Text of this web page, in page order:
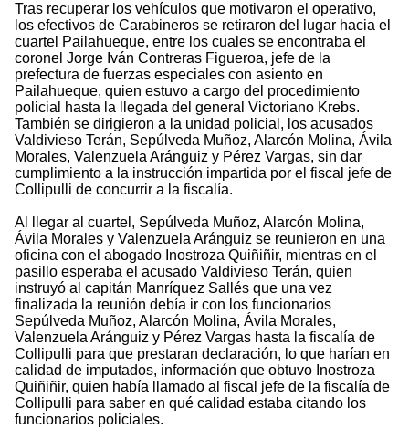
Tras recuperar los vehículos que motivaron el operativo,
los efectivos de Carabineros se retiraron del lugar hacia el
cuartel Pailahueque, entre los cuales se encontraba el
coronel Jorge Iván Contreras Figueroa, jefe de la
prefectura de fuerzas especiales con asiento en
Pailahueque, quien estuvo a cargo del procedimiento
policial hasta la llegada del general Victoriano Krebs.
También se dirigieron a la unidad policial, los acusados
Valdivieso Terán, Sepúlveda Muñoz, Alarcón Molina, Ávila
Morales, Valenzuela Aránguiz y Pérez Vargas, sin dar
cumplimiento a la instrucción impartida por el fiscal jefe de
Collipulli de concurrir a la fiscalía.
Al llegar al cuartel, Sepúlveda Muñoz, Alarcón Molina,
Ávila Morales y Valenzuela Aránguiz se reunieron en una
oficina con el abogado Inostroza Quiñiñir, mientras en el
pasillo esperaba el acusado Valdivieso Terán, quien
instruyó al capitán Manríquez Sallés que una vez
finalizada la reunión debía ir con los funcionarios
Sepúlveda Muñoz, Alarcón Molina, Ávila Morales,
Valenzuela Aránguiz y Pérez Vargas hasta la fiscalía de
Collipulli para que prestaran declaración, lo que harían en
calidad de imputados, información que obtuvo Inostroza
Quiñiñir, quien había llamado al fiscal jefe de la fiscalía de
Collipulli para saber en qué calidad estaba citando los
funcionarios policiales.